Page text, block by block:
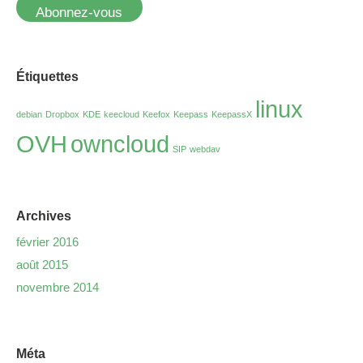
Abonnez-vous
Étiquettes
debian Dropbox KDE keecloud Keefox Keepass KeepassX linux
OVH owncloud SIP webdav
Archives
février 2016
août 2015
novembre 2014
Méta